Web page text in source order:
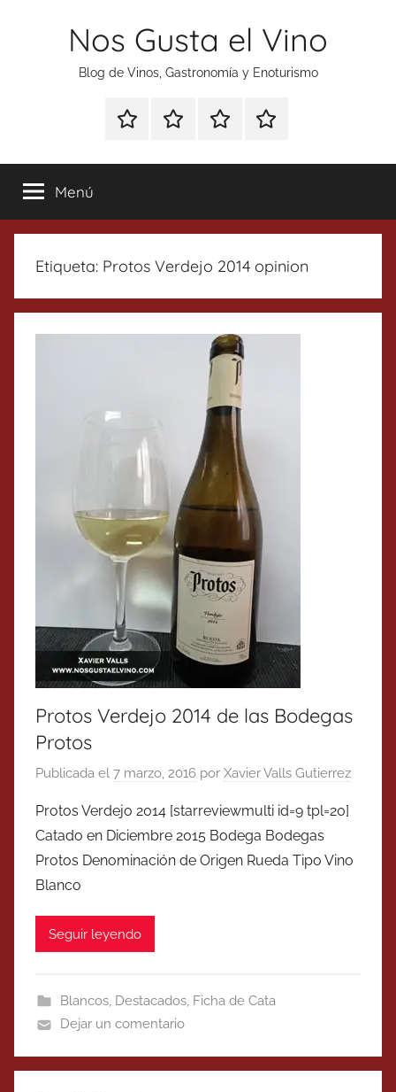
Nos Gusta el Vino
Blog de Vinos, Gastronomía y Enoturismo
Especial
Tonics
Enoturismo
Gastronomía
RankingContacto
Menú
Etiqueta: Protos Verdejo 2014 opinion
Protos Verdejo 2014 de las Bodegas
Protos
Publicada el 7 marzo, 2016 por Xavier Valls Gutierrez
Protos Verdejo 2014 [starreviewmulti id=9 tpl=20]
Catado en Diciembre 2015 Bodega Bodegas
Protos Denominación de Origen Rueda Tipo Vino
Blanco
Seguir leyendo
Blancos, Destacados, Ficha de Cata
Dejar un comentario